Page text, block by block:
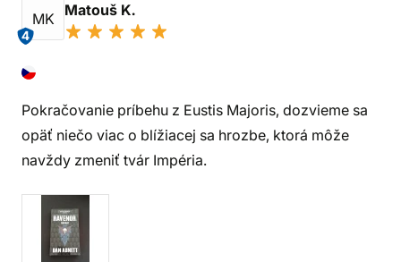
MK
4
Matouš K.
Pokračovanie príbehu z Eustis Majoris, dozvieme sa
opäť niečo viac o blížiacej sa hrozbe, ktorá môže
navždy zmeniť tvár Impéria.